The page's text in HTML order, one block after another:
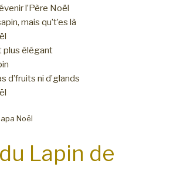
l’Père Noël
mais qu’t’es là
plus élégant
d’fruits ni d’glands
Noël
Lapin de